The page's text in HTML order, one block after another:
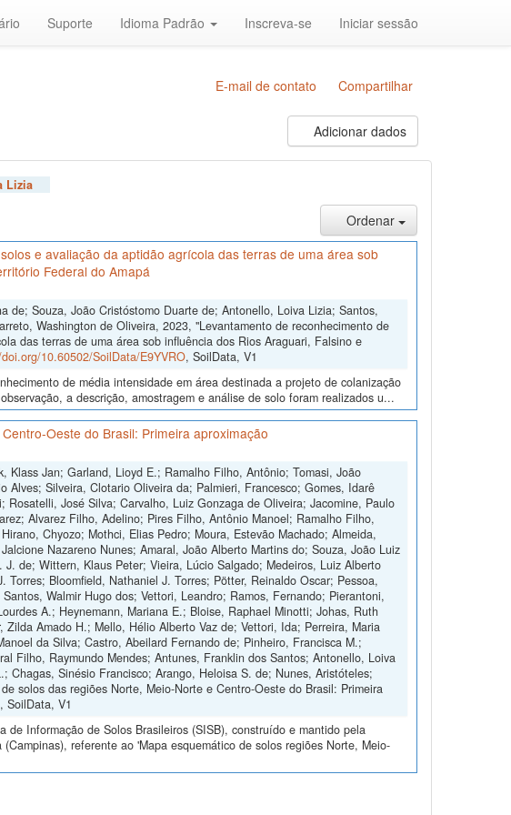
Suporte Idioma Padrão Inscreva-se Iniciar sessão
E-mail de contato Compartilhar
Adicionar dados
Lizia
Ordenar
e avaliação da aptidão agrícola das terras de uma área sob
Federal do Amapá
de; Souza, João Cristóstomo Duarte de; Antonello, Loiva Lizia; Santos,
Washington de Oliveira, 2023, "Levantamento de reconhecimento de
das terras de uma área sob influência dos Rios Araguari, Falsino e
10.60502/SoilData/E9YVRO, SoilData, V1
de média intensidade em área destinada a projeto de colanização
a descrição, amostragem e análise de solo foram realizados u...
Oeste do Brasil: Primeira aproximação
Klass Jan; Garland, Lioyd E.; Ramalho Filho, Antônio; Tomasi, João
Alves; Silveira, Clotario Oliveira da; Palmieri, Francesco; Gomes, Idarê
José Silva; Carvalho, Luiz Gonzaga de Oliveira; Jacomine, Paulo
Alvarez Filho, Adelino; Pires Filho, Antônio Manoel; Ramalho Filho,
Chyozo; Mothci, Elias Pedro; Moura, Estevão Machado; Almeida,
Nazareno Nunes; Amaral, João Alberto Martins do; Souza, João Luiz
de; Wittern, Klaus Peter; Vieira, Lúcio Salgado; Medeiros, Luiz Alberto
Bloomfield, Nathaniel J. Torres; Pötter, Reinaldo Oscar; Pessoa,
Walmir Hugo dos; Vettori, Leandro; Ramos, Fernando; Pierantoni,
A.; Heynemann, Mariana E.; Bloise, Raphael Minotti; Johas, Ruth
Amado H.; Mello, Hélio Alberto Vaz de; Vettori, Ida; Perreira, Maria
da Silva; Castro, Abeilard Fernando de; Pinheiro, Francisca M.;
Filho, Raymundo Mendes; Antunes, Franklin dos Santos; Antonello, Loiva
Chagas, Sinésio Francisco; Arango, Heloisa S. de; Nunes, Aristóteles;
solos das regiões Norte, Meio-Norte e Centro-Oeste do Brasil: Primeira
, SoilData, V1
Informação de Solos Brasileiros (SISB), construído e mantido pela
referente ao 'Mapa esquemático de solos regiões Norte, Meio-